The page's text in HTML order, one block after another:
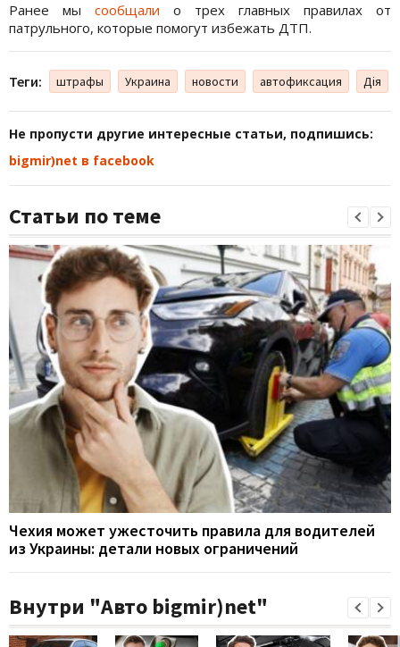
Ранее мы сообщали о трех главных правилах от
патрульного, которые помогут избежать ДТП.
Теги: штрафы Украина новости автофиксация Дія
Не пропусти другие интересные статьи, подпишись:
bigmir)net в facebook
Статьи по теме
Чехия может ужесточить правила для водителей
из Украины: детали новых ограничений
Внутри "Авто bigmir)net"